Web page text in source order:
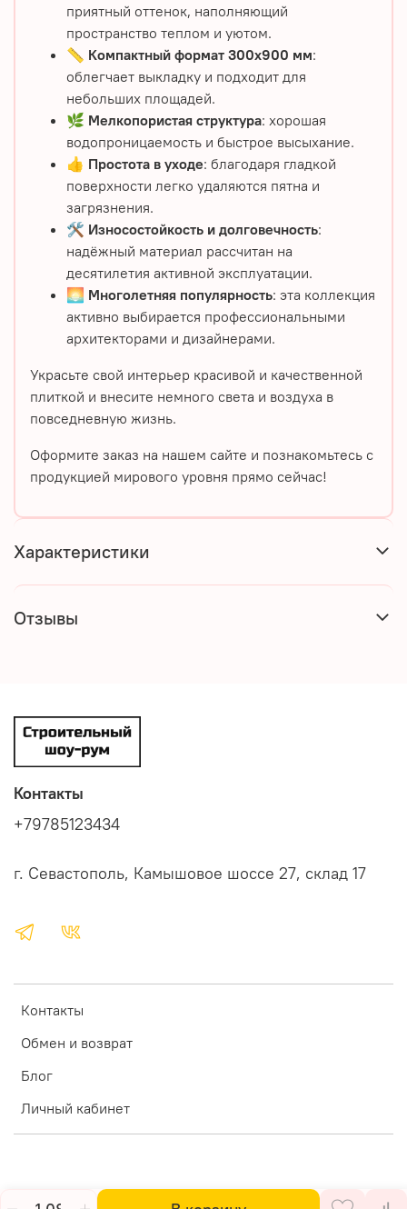
приятный оттенок, наполняющий
пространство теплом и уютом.
📏 Компактный формат 300х900 мм:
облегчает выкладку и подходит для
небольших площадей.
🌿 Мелкопористая структура: хорошая
водопроницаемость и быстрое высыхание.
👍 Простота в уходе: благодаря гладкой
поверхности легко удаляются пятна и
загрязнения.
🛠️ Износостойкость и долговечность:
надёжный материал рассчитан на
десятилетия активной эксплуатации.
🌅 Многолетняя популярность: эта коллекция
активно выбирается профессиональными
архитекторами и дизайнерами.
Украсьте свой интерьер красивой и качественной
плиткой и внесите немного света и воздуха в
повседневную жизнь.
Оформите заказ на нашем сайте и познакомьтесь с
продукцией мирового уровня прямо сейчас!
Характеристики
Отзывы
Контакты
Обмен и возврат
Блог
Личный кабинет
Контакты
+79785123434
г. Севастополь, Камышовое шоссе 27, склад 17